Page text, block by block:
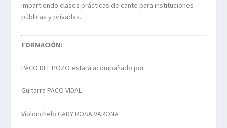
impartiendo clases prácticas de cante para instituciones
públicas y privadas.
FORMACIÓN:
PACO DEL POZO estará acompañado por
Guitarra PACO VIDAL
Violonchelo CARY ROSA VARONA